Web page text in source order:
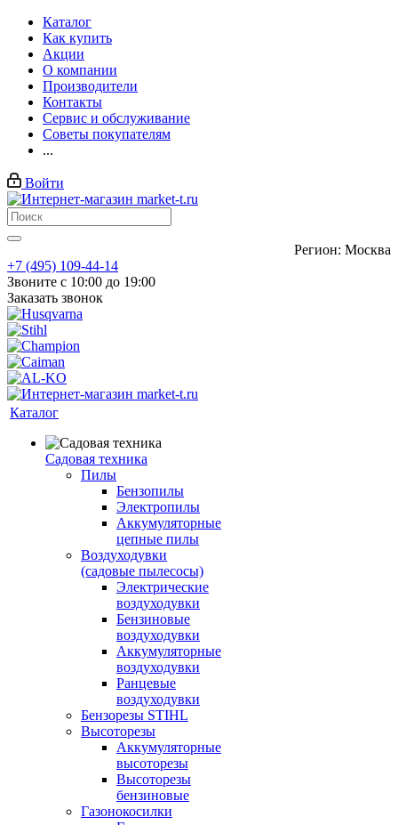
Каталог
Как купить
Акции
О компании
Производители
Контакты
Сервис и обслуживание
Советы покупателям
...
Войти
Регион: Москва
+7 (495) 109-44-14
Звоните с 10:00 до 19:00
Заказать звонок
Каталог
Садовая техника
Пилы
Бензопилы
Электропилы
Аккумуляторные
цепные пилы
Воздуходувки
(садовые пылесосы)
Электрические
воздуходувки
Бензиновые
воздуходувки
Аккумуляторные
воздуходувки
Ранцевые
воздуходувки
Бензорезы STIHL
Высоторезы
Аккумуляторные
высоторезы
Высоторезы
бензиновые
Газонокосилки